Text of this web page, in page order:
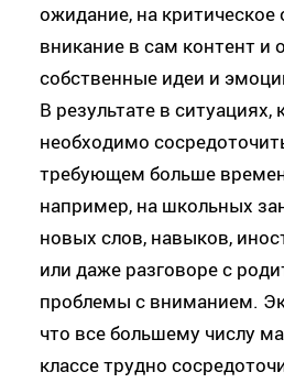
ожидание, на
вникание в сам контент и
собственные идеи и
В результате в ситуациях,
необходимо
требующем больше
например, на школьных
новых слов, навыков,
или даже разговоре с
проблемы с вниманием.
что все большему числу
классе трудно